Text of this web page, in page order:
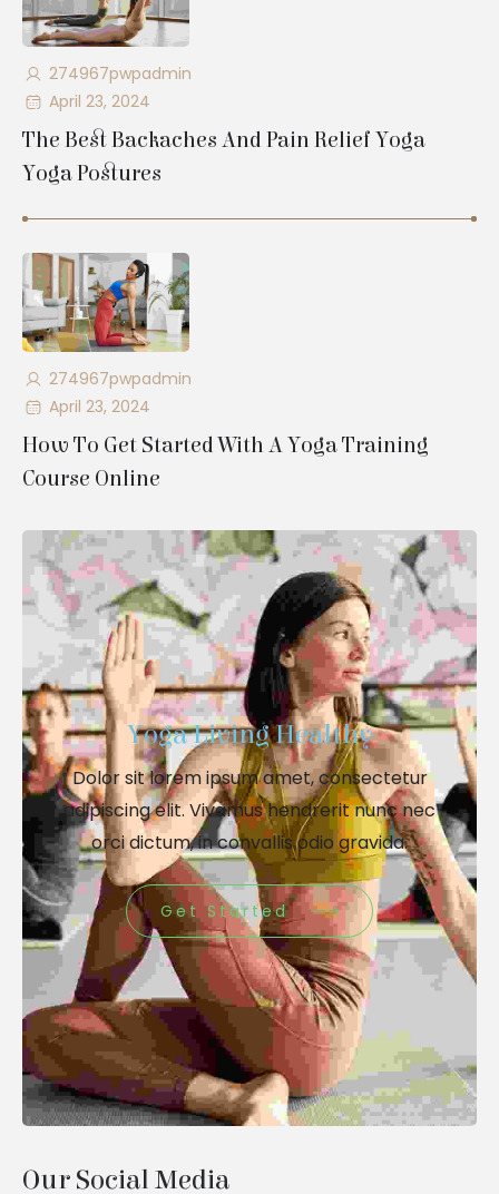
April 23, 2024
274967pwpadmin
The Best Backaches And Pain Relief Yoga
Yoga Postures
April 23, 2024
274967pwpadmin
How To Get Started With A Yoga Training
Course Online
Yoga Living Healthy
Dolor sit lorem ipsum amet, consectetur
adipiscing elit. Vivamus hendrerit nunc nec
orci dictum, in convallis odio gravida.
Get Started
Our Social Media